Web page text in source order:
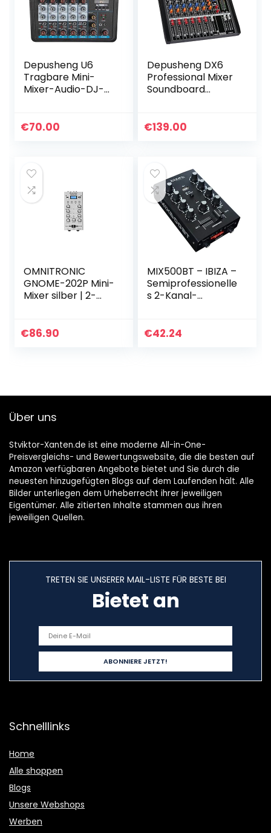
Depusheng U6
Tragbare Mini-
Mixer-Audio-DJ-
48-V-
€70.00
Depusheng DX6
Professional Mixer
Soundboard
Interface Digitaler
€139.00
OMNITRONIC
GNOME-202P Mini-
Mixer silber | 2-
MP3-Player im
€86.90
MIX500BT – IBIZA –
Semiprofessionelle
s 2-Kanal-
Line-Eingängen
€42.24
Über uns
Stviktor-Xanten.de ist eine moderne All-in-One-
Preisvergleichs- und Bewertungswebsite, die die besten auf
Amazon verfügbaren Angebote bietet und Sie durch die
neuesten hinzugefügten Blogs auf dem Laufenden hält. Alle
Bilder unterliegen dem Urheberrecht ihrer jeweiligen
Eigentümer. Alle zitierten Inhalte stammen aus ihren
jeweiligen Quellen.
TRETEN SIE UNSERER MAIL-LISTE FÜR BESTE BEI
Bietet an
Schnelllinks
Home
Alle shoppen
Blogs
Unsere Webshops
Werben